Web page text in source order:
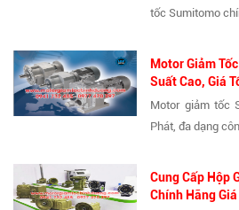
tốc Sumitomo
Motor Giảm
Suất Cao, Giá
Motor giảm tốc
Phát, đa dạng
Cung Cấp Hộp
Chính Hãng